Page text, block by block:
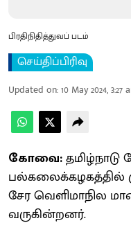
பிரதிநிதித்துவப் படம்
செய்திப்பிரிவு
Updated on:10 May 2024, 3:27
கோவை:
பல்கலைக்கழகத்தில்
சேர வெளிமாநில
வருகின்றனர்.